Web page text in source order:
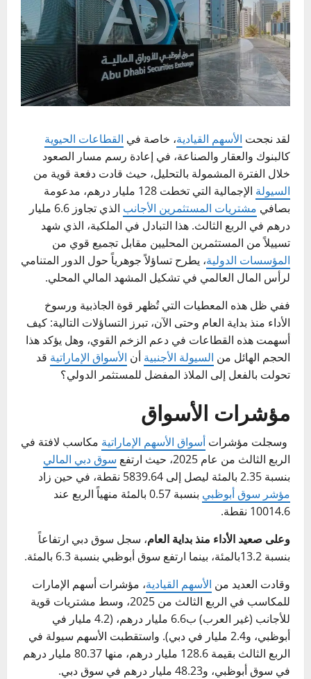
لقد نجحت الأسهم القيادية، خاصة في القطاعات الحيوية
كالبنوك والعقار والصناعة، في إعادة رسم مسار الصعود
خلال الفترة المشمولة بالتحليل، حيث قادت دفعة قوية من
السيولة
الإجمالية التي تخطت 128 مليار درهم، مدعومة
بصافي مشتريات المستثمرين الأجانب
الذي تجاوز 6.6 مليار
درهم في الربع الثالث. هذا التبادل في الملكية، الذي شهد
تسييلاً من المستثمرين المحليين مقابل تجميع قوي من
المؤسسات الدولية، يطرح تساؤلاً جوهرياً حول الدور المتنامي
لرأس المال العالمي في تشكيل المشهد المالي المحلي.
ففي ظل هذه المعطيات التي تُظهر قوة الجاذبية ورسوخ
الأداء منذ بداية العام وحتى الآن، تبرز التساؤلات التالية: كيف
أسهمت هذه القطاعات في دعم الزخم القوي، وهل يؤكد هذا
الحجم الهائل من السيولة الأجنبية أن الأسواق الإماراتية قد
تحولت بالفعل إلى الملاذ المفضل للمستثمر الدولي؟
مؤشرات الأسواق
وسجلت مؤشرات أسواق الأسهم الإماراتية مكاسب لافتة في
الربع الثالث من عام 2025، حيث ارتفع
سوق دبي المالي
بنسبة 2.35 بالمئة ليصل إلى 5839.64 نقطة، في حين زاد
مؤشر سوق أبوظبي
بنسبة 0.57 بالمئة منهياً الربع عند
10014.6 نقطة.
وعلى صعيد الأداء منذ بداية العام، سجل سوق دبي ارتفاعاً
بنسبة 13.2بالمئة، بينما ارتفع سوق أبوظبي بنسبة 6.3 بالمئة.
وقادت العديد من الأسهم القيادية، مؤشرات أسهم الإمارات
للمكاسب في الربع الثالث من 2025، وسط مشتريات قوية
للأجانب (غير العرب) ب6.6 مليار درهم، (4.2 مليار في
أبوظبي، و2.4 مليار في دبي). واستقطبت الأسهم سيولة في
الربع الثالث بقيمة 128.6 مليار درهم، منها 80.37 مليار درهم
في سوق أبوظبي، و48.23 مليار درهم في سوق دبي.